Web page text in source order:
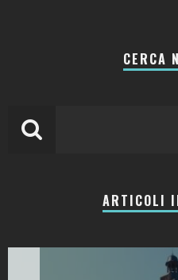
CERCA
ARTICOLI